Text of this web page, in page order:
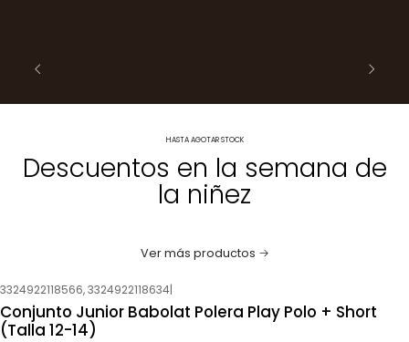
HASTA AGOTAR STOCK
Descuentos en la semana de
la niñez
Ver más productos
-30%OFF
Nuevo
3324922118566, 3324922118634|
Conjunto Junior Babolat Polera Play Polo + Short
(Talla 12-14)